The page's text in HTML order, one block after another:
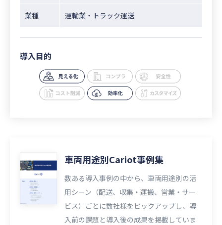
業種 運輸業・トラック運送
導入目的
車両用途別Cariot事例集
数ある導入事例の中から、車両用途別の活
用シーン（配送、収集・運搬、営業・サー
ビス）ごとに数社様をピックアップし、導
入前の課題と導入後の成果を掲載していま